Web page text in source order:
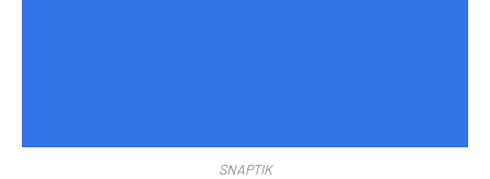
SNAPTIK